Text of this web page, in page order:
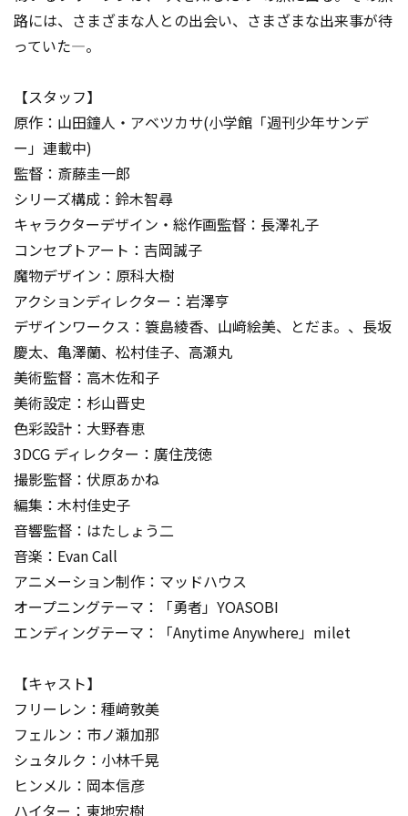
路には、さまざまな人との出会い、さまざまな出来事が待
っていた―。
【スタッフ】
原作：山田鐘人・アベツカサ(小学館「週刊少年サンデ
ー」連載中)
監督：斎藤圭一郎
シリーズ構成：鈴木智尋
キャラクターデザイン・総作画監督：長澤礼子
コンセプトアート：吉岡誠子
魔物デザイン：原科大樹
アクションディレクター：岩澤亨
デザインワークス：簑島綾香、山﨑絵美、とだま。、長坂
慶太、亀澤蘭、松村佳子、高瀬丸
美術監督：高木佐和子
美術設定：杉山晋史
色彩設計：大野春恵
3DCG ディレクター：廣住茂徳
撮影監督：伏原あかね
編集：木村佳史子
音響監督：はたしょう二
音楽：Evan Call
アニメーション制作：マッドハウス
オープニングテーマ：「勇者」YOASOBI
エンディングテーマ：「Anytime Anywhere」milet
【キャスト】
フリーレン：種﨑敦美
フェルン：市ノ瀬加那
シュタルク：小林千晃
ヒンメル：岡本信彦
ハイター：東地宏樹